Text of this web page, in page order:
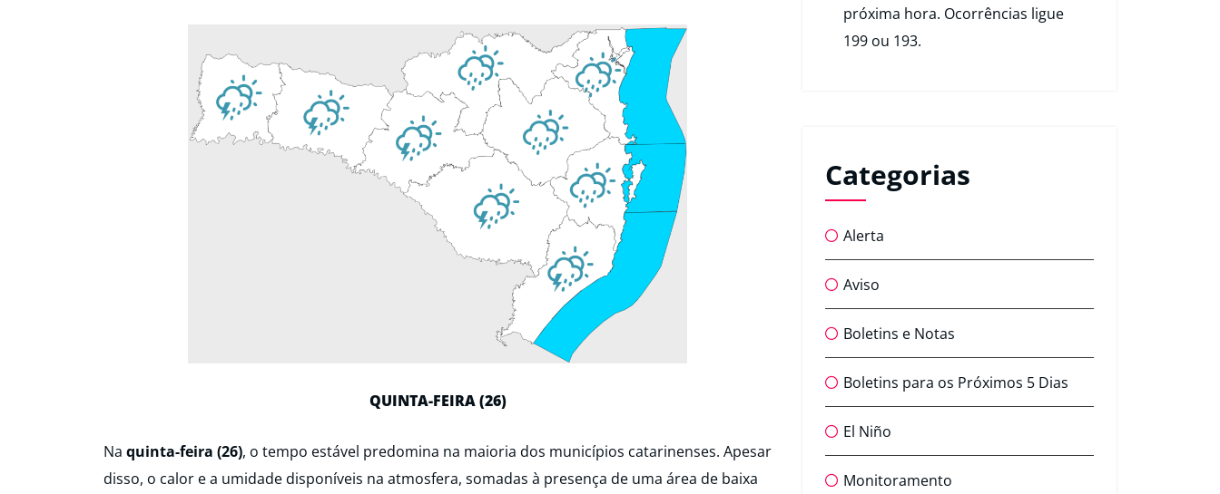
QUINTA-FEIRA (26)
Na quinta-feira (26), o tempo estável predomina na maioria dos municípios catarinenses. Apesar
disso, o calor e a umidade disponíveis na atmosfera, somadas à presença de uma área de baixa
próxima hora. Ocorrências ligue
199 ou 193.
Categorias
Alerta
Aviso
Boletins e Notas
Boletins para os Próximos 5 Dias
El Niño
Monitoramento